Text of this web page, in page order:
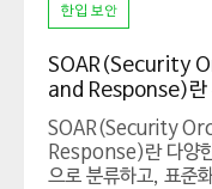
한입 보안
SOAR(Security
and Response)란
SOAR(Security
Response)란 다양
으로 분류하고, 표준